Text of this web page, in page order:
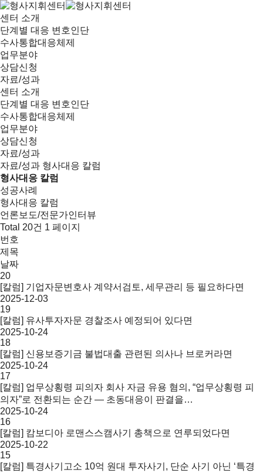
센터 소개
단계별 대응 변호인단
수사통합대응체제
업무분야
상담신청
자료/성과
센터 소개
단계별 대응 변호인단
수사통합대응체제
업무분야
상담신청
자료/성과
자료/성과 형사대응 칼럼
형사대응 칼럼
성공사례
형사대응 칼럼
언론보도/전문가인터뷰
Total 20건 1 페이지
번호
제목
날짜
20
[칼럼] 기업자문변호사 계약서검토, 세무관리 등 필요하다면
2025-12-03
19
[칼럼] 유사투자자문 경찰조사 예정되어 있다면
2025-10-24
18
[칼럼] 신용보증기금 불법대출 관련된 의사나 브로커라면
2025-10-24
17
[칼럼] 업무상횡령 피의자 회사 자금 유용 혐의, “업무상횡령 피
의자”로 전환되는 순간 — 초동대응이 판결을…
2025-10-24
16
[칼럼] 캄보디아 로맨스스캠사기 총책으로 연루되었다면
2025-10-22
15
[칼럼] 특경사기고소 10억 원대 투자사기, 단순 사기 아닌 ‘특경